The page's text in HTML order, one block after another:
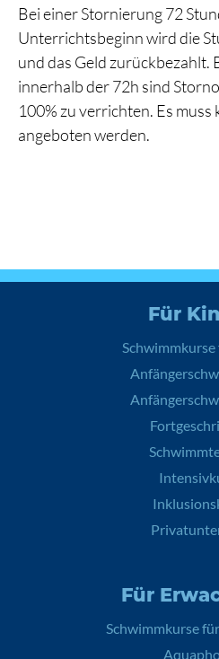
Bei einer Stornierung 72
Unterrichtsbeginn wird die
und das Geld zurückbezahlt.
innerhalb der 72h sind
100% zu verrichten. Es
angeboten werden.
Für
Für
Schwimmkurse